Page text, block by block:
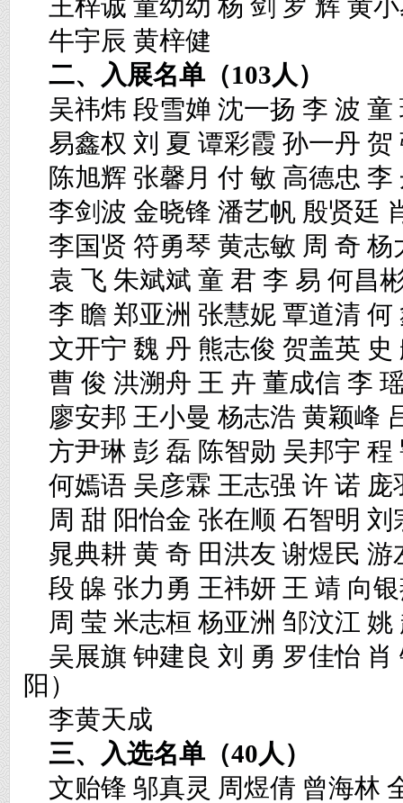
王梓诚童幼幼杨剑 罗辉黄
牛宇辰黄梓健
二、入展名单（103人）
吴祎炜段雪婵沈一扬李波童
易鑫权刘 夏谭彩霞孙一丹贺
陈旭辉张馨月付敏 高德忠李
李剑波金晓锋潘艺帆 殷贤廷
李国贤 符勇琴黄志敏 周奇杨
袁飞 朱斌斌童君李 易何昌
李 瞻 郑亚洲张慧妮覃道清何
文开宁 魏 丹 熊志俊贺盖英 史
曹俊洪溯舟 王 卉 董成信李
廖安邦 王小曼杨志浩黄颖峰
方尹琳彭 磊 陈智勋 吴邦宇程
何嫣语 吴彦霖 王志强许诺 庞
周甜 阳怡金张在顺石智明刘
晁典耕黄奇 田洪友谢煜民游
段 皞张力勇 王祎妍 王靖 向
周莹米志桓杨亚洲邹汶江 姚
吴展旗钟建良刘 勇 罗佳怡 肖
阳）
李黄天成
三、入选名单（40人）
文贻锋邬真灵 周煜倩 曾海林